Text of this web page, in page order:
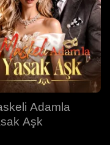
Adamla
Aşk